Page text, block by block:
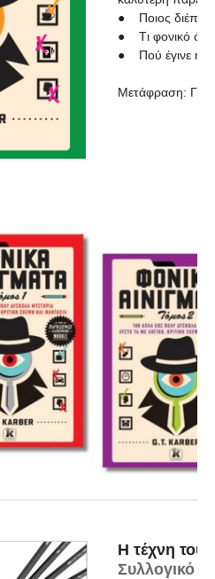
● Ποιος
● Tι φονικό
● Πού έγινε η
Μετάφραση:
Η τέχνη του
Συλλογικό